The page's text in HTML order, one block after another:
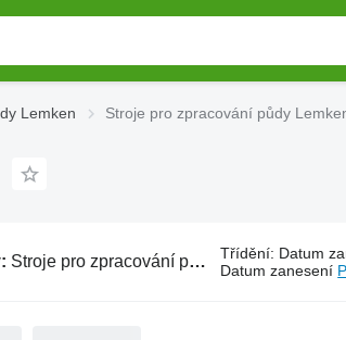
Lemken Stroje pro zpracování půdy
Stroje pro zpracování půdy Lemken Rubin Třídění: Datum
Datum zanesení